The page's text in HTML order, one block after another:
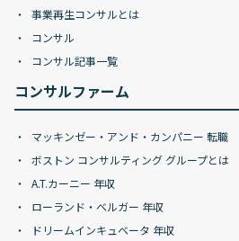
事業再生コンサルとは
コンサル
コンサル記事一覧
コンサルファーム
マッキンゼー・アンド・カンパニー 転職
ボストン コンサルティング グループとは
A.T.カーニー 年収
ローランド・ベルガー 年収
ドリームインキュベータ 年収